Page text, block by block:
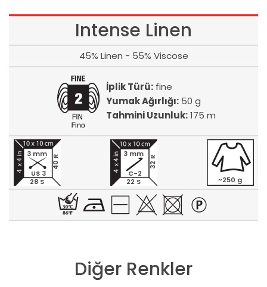
Intense Linen
45% Linen - 55% Viscose
İplik Türü: fine
Yumak Ağırlığı: 50 g
Tahmini Uzunluk:175 m
28 S
40 R
3 mm
US 3
22 S
32 R
3 mm
C-2
~250 g
Diğer Renkler